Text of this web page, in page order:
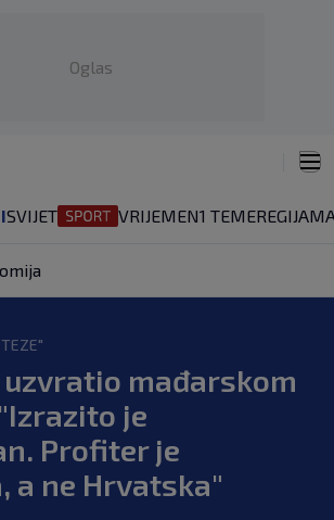
Oglas
SVIJET VRIJEMEN1 TEMEREGIJA
mađarskom
je
Profiter je
a ne Hrvatska"